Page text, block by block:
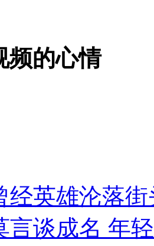
痛下狠手拳打脚踢
霸凌主义
片面不公正
频的心情
经英雄沦落
言谈成名 年